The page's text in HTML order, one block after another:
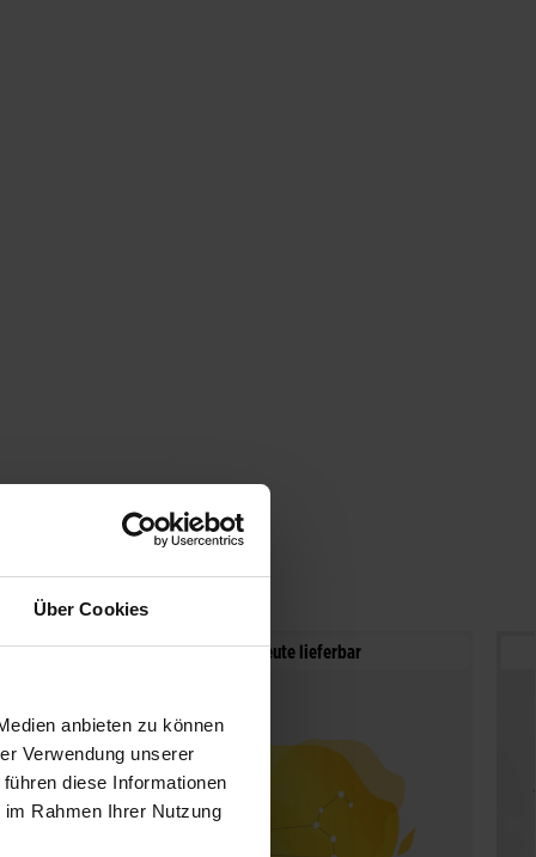
Über Cookies
anbieten zu können
Verwendung unserer
diese Informationen
Rahmen Ihrer Nutzung
Noch heute lieferbar